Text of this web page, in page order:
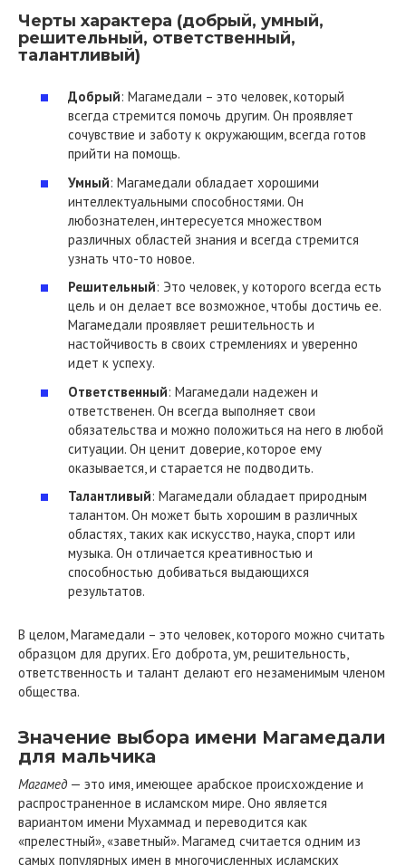
Черты характера (добрый, умный,
решительный, ответственный,
талантливый)
Добрый: Магамедали – это человек, который
всегда стремится помочь другим. Он проявляет
сочувствие и заботу к окружающим, всегда готов
прийти на помощь.
Умный: Магамедали обладает хорошими
интеллектуальными способностями. Он
любознателен, интересуется множеством
различных областей знания и всегда стремится
узнать что-то новое.
Решительный: Это человек, у которого всегда есть
цель и он делает все возможное, чтобы достичь ее.
Магамедали проявляет решительность и
настойчивость в своих стремлениях и уверенно
идет к успеху.
Ответственный: Магамедали надежен и
ответственен. Он всегда выполняет свои
обязательства и можно положиться на него в любой
ситуации. Он ценит доверие, которое ему
оказывается, и старается не подводить.
Талантливый: Магамедали обладает природным
талантом. Он может быть хорошим в различных
областях, таких как искусство, наука, спорт или
музыка. Он отличается креативностью и
способностью добиваться выдающихся
результатов.
В целом, Магамедали – это человек, которого можно считать
образцом для других. Его доброта, ум, решительность,
ответственность и талант делают его незаменимым членом
общества.
Значение выбора имени Магамедали
для мальчика
Магамед — это имя, имеющее арабское происхождение и
распространенное в исламском мире. Оно является
вариантом имени Мухаммад и переводится как
«прелестный», «заветный». Магамед считается одним из
самых популярных имен в многочисленных исламских